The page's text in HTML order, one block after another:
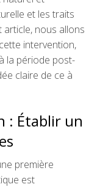
et les traits
article, nous allons
intervention,
la période post-
claire de ce à
: Établir un
première
est